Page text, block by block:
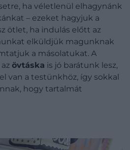
ha véletlenül elhagynánk
– ezeket hagyjuk a
ötlet, ha indulás előtt az
elküldjük magunknak
a másolatukat. A
övtáska is jó barátunk lesz,
van a testünkhöz, így sokkal
hogy tartalmát